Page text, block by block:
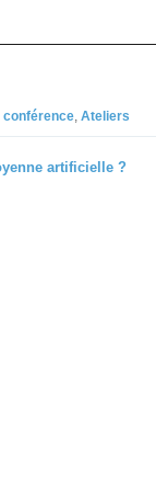
conférence, Ateliers